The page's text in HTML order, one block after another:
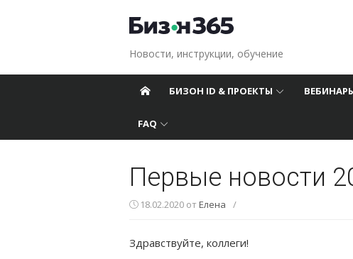
Новости, инструкции, обучение
БИЗОН ID & ПРОЕКТЫ
FAQ
Первые новости
18.02.2020 от Елена /
Здравствуйте, коллеги!